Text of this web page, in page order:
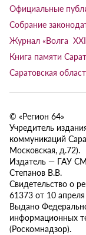
Официальные
Собрание
Журнал «Волга XXI
Книга памяти
Саратовская
© «Регион 64»
Учредитель
коммуникаций
Московская, д.72).
Издатель — ГАУ
Степанов В.В.
Свидетельство о
61373 от 10
Выдано
информационных
(Роскомнадзор).